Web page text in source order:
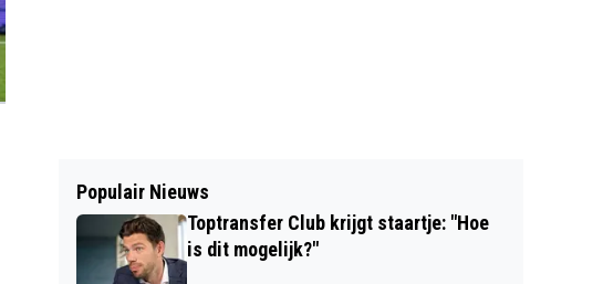
Populair Nieuws
Toptransfer Club krijgt staartje: "Hoe
is dit mogelijk?"